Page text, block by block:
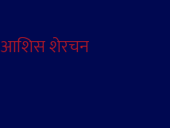
आशिस शेरचन